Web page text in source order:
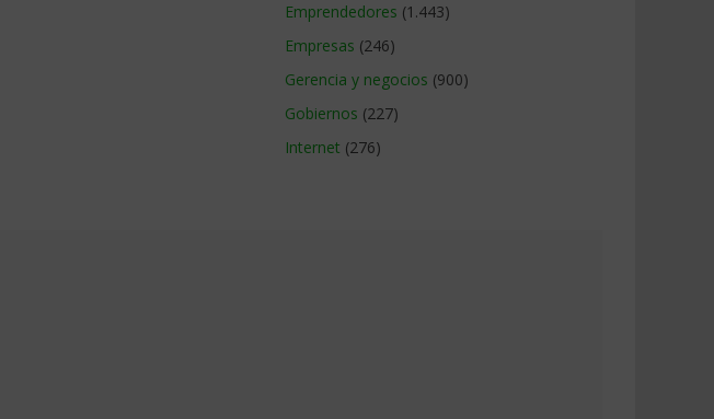
Emprendedores (1.443)
Empresas (246)
Gerencia y negocios (900)
Gobiernos (227)
Internet (276)